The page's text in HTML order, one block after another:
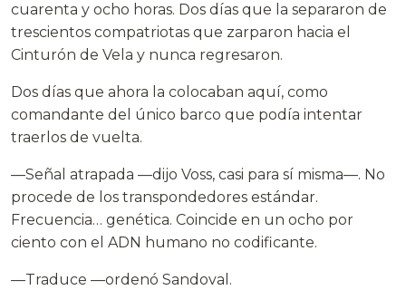
cuarenta y ocho horas. Dos días que la separaron de
trescientos compatriotas que zarparon hacia el
Cinturón de Vela y nunca regresaron.
Dos días que ahora la colocaban aquí, como
comandante del único barco que podía intentar
traerlos de vuelta.
—Señal atrapada —dijo Voss, casi para sí misma—. No
procede de los transpondedores estándar.
Frecuencia… genética. Coincide en un ocho por
ciento con el ADN humano no codificante.
—Traduce —ordenó Sandoval.